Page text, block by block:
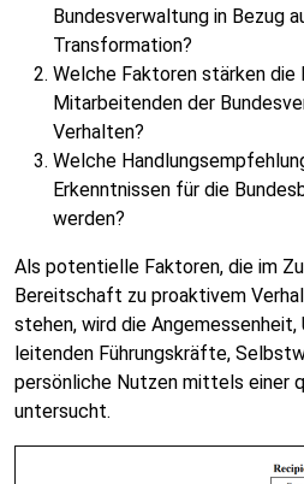
Bundesverwaltung in Bezug
Transformation?
Welche Faktoren stärken
Mitarbeitenden der
Verhalten?
Welche
Erkenntnissen für die
werden?
Als potentielle Faktoren, die im
Bereitschaft zu proaktivem
stehen, wird die
leitenden Führungskräfte,
persönliche Nutzen mittels einer
untersucht.